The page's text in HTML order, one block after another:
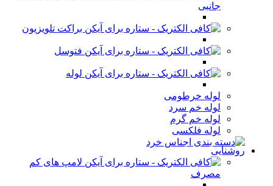
جانبی
براکت تلویزیون
فتوسل
لوله
لوله خرطومی
لوله خم سرد
لوله خم گرم
لوله فلکسی
روشنایی
لامپ های کم
مصرف